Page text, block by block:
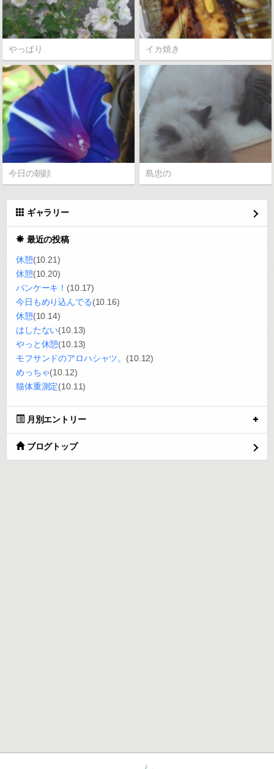
やっぱり イカ焼き
今日の朝顔 島忠の
ギャラリー
最近の投稿
休憩(10.21)
休憩(10.20)
パンケーキ！ (10.17)
今日もめり込んでる(10.16)
休憩(10.14)
はしたない(10.13)
やっと休憩(10.13)
モフサンドのアロハシャツ。 (10.12)
めっちゃ(10.12)
猫体重測定(10.11)
月別エントリー
ブログトップ